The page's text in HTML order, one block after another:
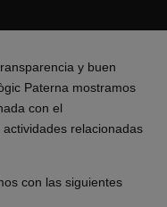
y buen
Paterna mostramos
con el
relacionadas
con las siguientes